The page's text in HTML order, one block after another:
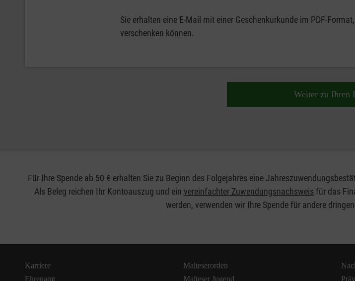
Sie erhalten eine E-Mail mit einer Geschenkurkunde im PDF-
verschenken können.
Weiter zu Ihren
Für Ihre Spende ab 50 € erhalten Sie zu Beginn des Folgejahres eine
Als Beleg reichen Ihr Kontoauszug und ein vereinfachter Zuwendungsnachsweis für das
werden, verwenden wir Ihre Spende für andere
Karriere
Ehrenamt
Malteserorden
Malteser Jugend